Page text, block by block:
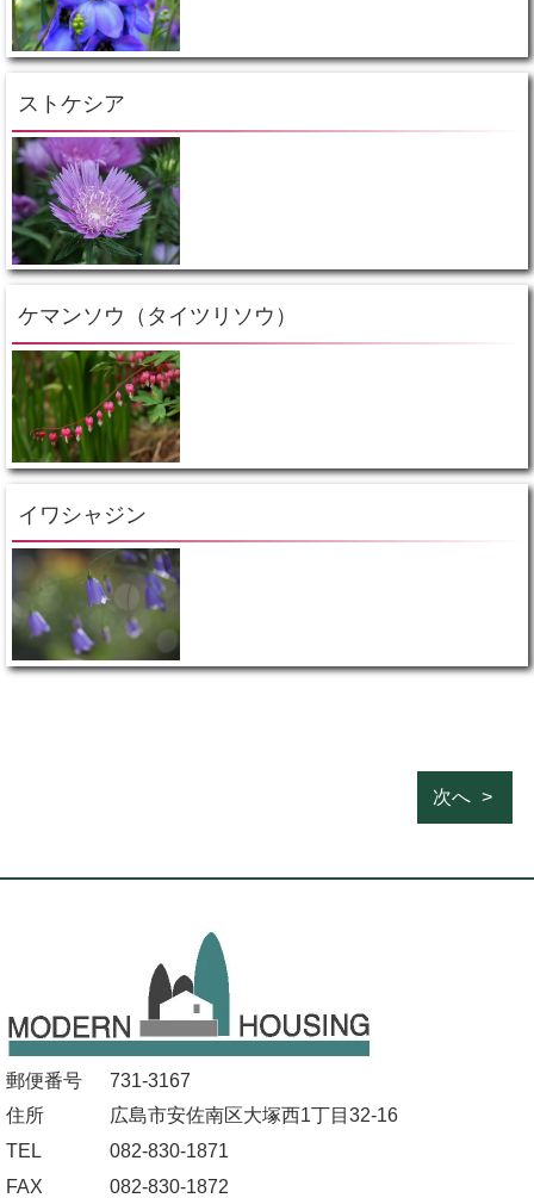
ストケシア
ケマンソウ（タイツリソウ）
イワシャジン
次へ
郵便番号
731-3167
住所
広島市安佐南区大塚西1丁目32-16
TEL
082-830-1871
FAX
082-830-1872